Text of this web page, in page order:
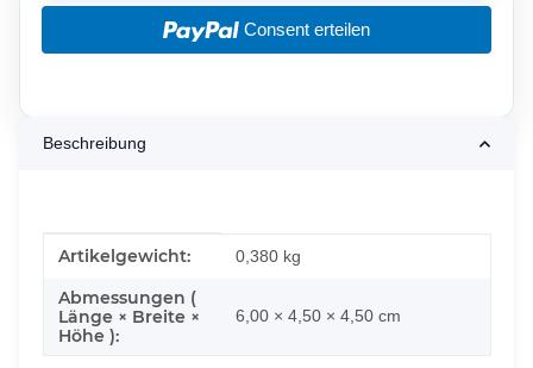
Consent erteilen
Beschreibung
Produkteigenschaft
Wert
Artikelgewicht: 0,380 kg
Abmessungen (
Länge × Breite ×
Höhe ):
6,00 × 4,50 × 4,50 cm